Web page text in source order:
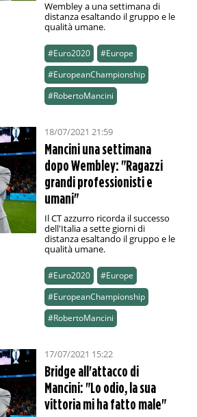
Wembley a una settimana di
distanza esaltando il gruppo e le
qualità umane.
#Euro2020
#Europe
#EuropeanChampionship
#RobertoMancini
18/07/2021 21:59
Mancini una settimana
dopo Wembley: "Ragazzi
grandi professionisti e
umani"
Il CT azzurro ricorda il successo
dell'Italia a sette giorni di
distanza esaltando il gruppo e le
qualità umane.
#Euro2020
#Europe
#EuropeanChampionship
#RobertoMancini
17/07/2021 15:22
Bridge all'attacco di
Mancini: "Lo odio, la sua
vittoria mi ha fatto male"